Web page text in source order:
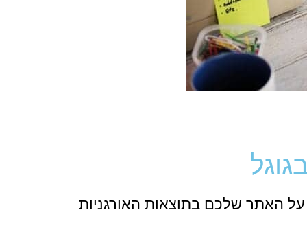
על האתר שלכם בתוצאות האורגניות